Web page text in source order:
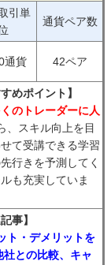
引単
通貨ペア数
通貨 42ペア
めポイント】
のトレーダーに人
、スキル向上を目
て受講できる学習
行きを予測してく
も充実していま
事】
ト・デメリットを
との比較、キャ